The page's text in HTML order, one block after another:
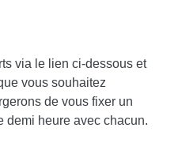
via le lien ci-dessous et
vous souhaitez
de vous fixer un
demi heure avec chacun.